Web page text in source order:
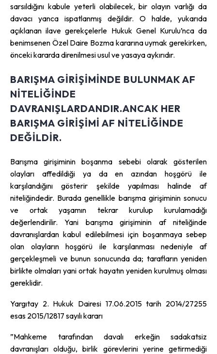
sarsıldığını kabule yeterli olabilecek, bir olayın varlığı da
davacı yanca ispatlanmış değildir. O halde, yukarıda
açıklanan ilave gerekçelerle Hukuk Genel Kurulu’nca da
benimsenen Özel Daire Bozma kararına uymak gerekirken,
önceki kararda direnilmesi usul ve yasaya aykırıdır.
BARIŞMA GIRIŞIMINDE BULUNMAK AF
NITELIĞINDE
DAVRANIŞLARDANDIR.ANCAK HER
BARIŞMA GIRIŞIMI AF NITELIĞINDE
DEĞILDIR.
Barışma girişiminin boşanma sebebi olarak gösterilen
olayları affedildiği ya da en azından hoşgörü ile
karşılandığını gösterir şekilde yapılması halinde af
niteliğindedir. Burada genellikle barışma girişiminin sonucu
ve ortak yaşamın tekrar kurulup kurulamadığı
değerlendirilir. Yani barışma girişiminin af niteliğinde
davranışlardan kabul edilebilmesi için boşanmaya sebep
olan olayların hoşgörü ile karşılanması nedeniyle af
gerçekleşmeli ve bunun sonucunda da; tarafların yeniden
birlikte olmaları yani ortak hayatın yeniden kurulmuş olması
gereklidir.
Yargıtay 2. Hukuk Dairesi 17.06.2015 tarih 2014/27255
esas 2015/12817 sayılı kararı
”Mahkeme tarafından davalı erkeğin sadakatsiz
davranışları olduğu, birlik görevlerini yerine getirmediği